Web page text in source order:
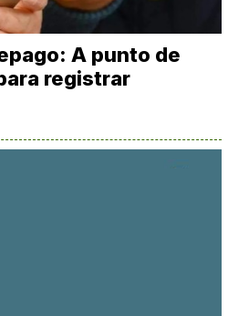
A punto de
registrar